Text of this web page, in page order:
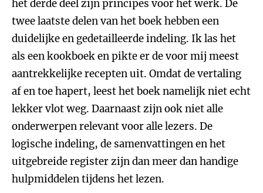
het derde deel zijn principes voor het werk. De
twee laatste delen van het boek hebben een
duidelijke en gedetailleerde indeling. Ik las het
als een kookboek en pikte er de voor mij meest
aantrekkelijke recepten uit. Omdat de vertaling
af en toe hapert, leest het boek namelijk niet echt
lekker vlot weg. Daarnaast zijn ook niet alle
onderwerpen relevant voor alle lezers. De
logische indeling, de samenvattingen en het
uitgebreide register zijn dan meer dan handige
hulpmiddelen tijdens het lezen.